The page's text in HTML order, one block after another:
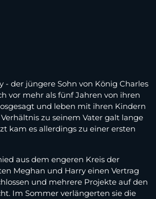
- der jüngere Sohn von König Charles
vor mehr als fünf Jahren von ihren
und leben mit ihren Kindern
zu seinem Vater galt lange
kam es allerdings zu einer ersten
aus dem engeren Kreis der
Meghan und Harry einen Vertrag
und mehrere Projekte auf den
Im Sommer verlängerten sie die